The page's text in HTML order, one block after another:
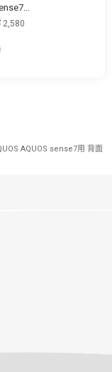
2,580
AQUOS sense7用 背面